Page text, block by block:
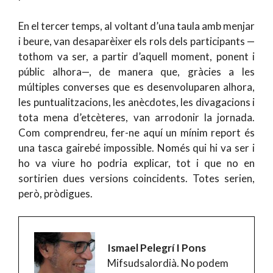
En el tercer temps, al voltant d’una taula amb menjar
i beure, van desaparèixer els rols dels participants —
tothom va ser, a partir d’aquell moment, ponent i
públic alhora—, de manera que, gràcies a les
múltiples converses que es desenvoluparen alhora,
les puntualitzacions, les anècdotes, les divagacions i
tota mena d’etcèteres, van arrodonir la jornada.
Com comprendreu, fer-ne aquí un mínim report és
una tasca gairebé impossible. Només qui hi va ser i
ho va viure ho podria explicar, tot i que no en
sortirien dues versions coincidents. Totes serien,
però, pròdigues.
Ismael Pelegrí I Pons
Mifsudsalordià. No podem